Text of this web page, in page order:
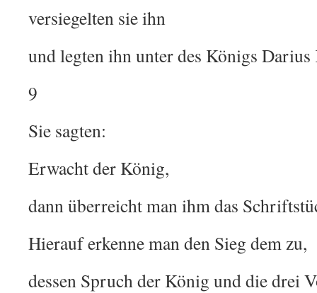
versiegelten sie ihn
und legten ihn unter des Königs Darius
9
Sie sagten:
Erwacht der König,
dann überreicht man ihm das
Hierauf erkenne man den Sieg dem zu,
dessen Spruch der König und die drei